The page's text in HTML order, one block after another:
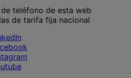
teléfono de esta web
de tarifa fija nacional